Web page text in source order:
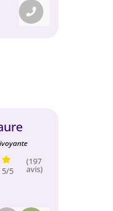
5/5
(197
avis)